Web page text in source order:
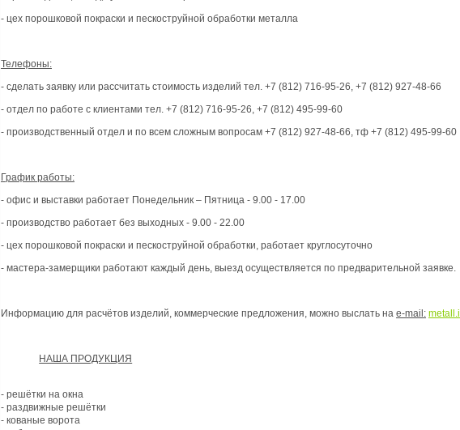
- цех порошковой покраски и пескоструйной обработки металла
Телефоны:
- сделать заявку или рассчитать стоимость изделий тел. +7 (812) 716-95-26, +7 (812) 927-48-66
- отдел по работе с клиентами тел. +7 (812) 716-95-26, +7 (812) 495-99-60
- производственный отдел и по всем сложным вопросам +7 (812) 927-48-66, тф +7 (812) 495-99-60
График работы:
- офис и выставки работает Понедельник – Пятница - 9.00 - 17.00
- производство работает без выходных - 9.00 - 22.00
- цех порошковой покраски и пескоструйной обработки, работает круглосуточно
- мастера-замерщики работают каждый день, выезд осуществляется по предварительной заявке.
Информацию для расчётов изделий, коммерческие предложения, можно выслать на e-mail:
НАША ПРОДУКЦИЯ
- решётки на окна
- раздвижные решётки
- кованые ворота